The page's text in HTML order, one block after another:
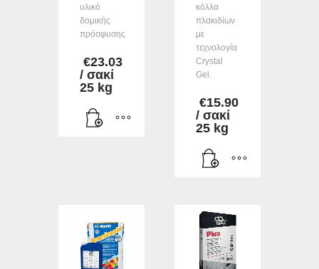
υλικό
δομικής
πρόσφυσης
€23.03
/ σακί
25 kg
κόλλα
πλακιδίων
με
τεχνολογία
Crystal
Gel.
€15.90
/ σακί
25 kg